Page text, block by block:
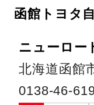
函館トヨタ
ニューロー
北海道函館
0138-46-